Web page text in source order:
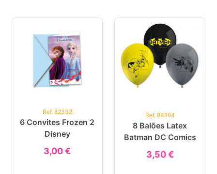
Ref. 82332
6 Convites Frozen 2
Disney
3,00 €
Ref. 88384
8 Balões Latex
Batman DC Comics
3,50 €